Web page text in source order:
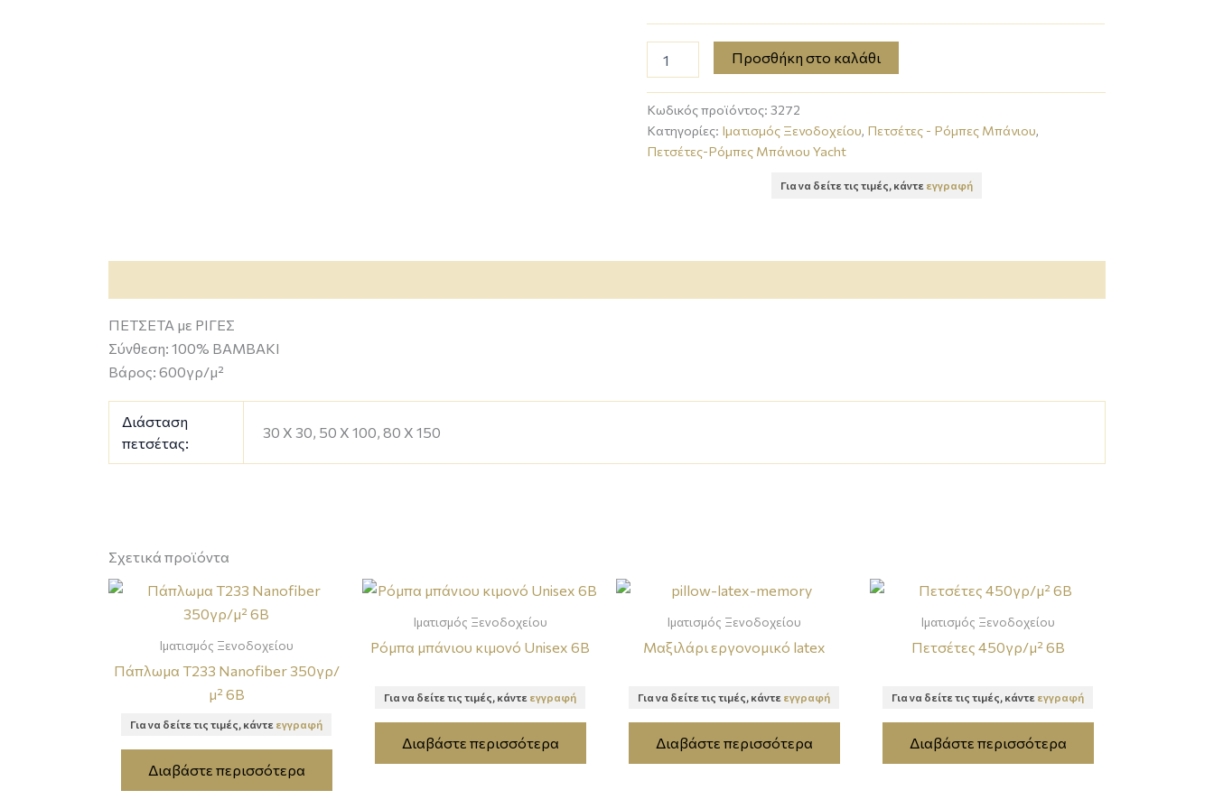
Προσθήκη στο καλάθι
Κωδικός προϊόντος:3272
Κατηγορίες: Ιματισμός Ξενοδοχείου, Πετσέτες - Ρόμπες Μπάνιου,
Πετσέτες-Ρόμπες Μπάνιου Yacht
Για να δείτε τις τιμές, κάντε εγγραφή
ΠΕΤΣΕΤΑ με ΡΙΓΕΣ
Σύνθεση: 100% BAMBAKI
Bάρος: 600γρ/μ²
Διάσταση
πετσέτας:
30 X 30, 50 X 100, 80 Χ 150
Σχετικά προϊόντα
Ιματισμός Ξενοδοχείου
Πάπλωμα Τ233 Nanofiber 350γρ/
μ² 6Β
Για να δείτε τις τιμές, κάντε εγγραφή
Διαβάστε περισσότερα
Ιματισμός Ξενοδοχείου
Ρόμπα μπάνιου κιμονό Unisex 6B
Για να δείτε τις τιμές, κάντε εγγραφή
Διαβάστε περισσότερα
Ιματισμός Ξενοδοχείου
Μαξιλάρι εργονομικό latex
Για να δείτε τις τιμές, κάντε εγγραφή
Διαβάστε περισσότερα
Ιματισμός Ξενοδοχείου
Πετσέτες 450γρ/μ² 6B
Για να δείτε τις τιμές, κάντε εγγραφή
Διαβάστε περισσότερα